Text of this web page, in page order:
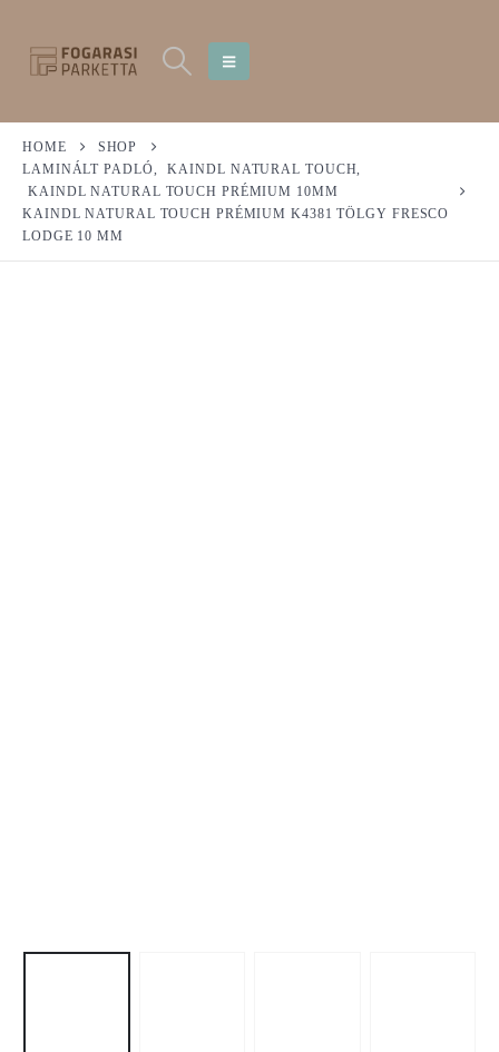
HOME
SHOP
LAMINÁLT PADLÓ, KAINDL NATURAL TOUCH,
KAINDL NATURAL TOUCH PRÉMIUM 10MM
KAINDL NATURAL TOUCH PRÉMIUM K4381 TÖLGY FRESCO
LODGE 10 MM